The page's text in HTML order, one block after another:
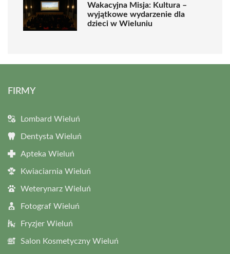
Wakacyjna Misja: Kultura –
wyjątkowe wydarzenie dla
dzieci w Wieluniu
FIRMY
Lombard Wieluń
Dentysta Wieluń
Apteka Wieluń
Kwiaciarnia Wieluń
Weterynarz Wieluń
Fotograf Wieluń
Fryzjer Wieluń
Salon Kosmetyczny Wieluń